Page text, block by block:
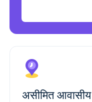
असीमित आवासीय